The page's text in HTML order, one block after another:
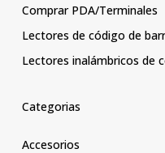
Comprar PDA/Terminales
Lectores de código de
Lectores inalámbricos de
Categorias
Accesorios